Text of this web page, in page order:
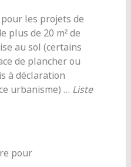
les projets de
plus de 20 m² de
au sol (certains
de plancher ou
à déclaration
urbanisme) … Liste
pour